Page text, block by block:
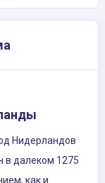
Нидерландов
в далеком 1275
как и